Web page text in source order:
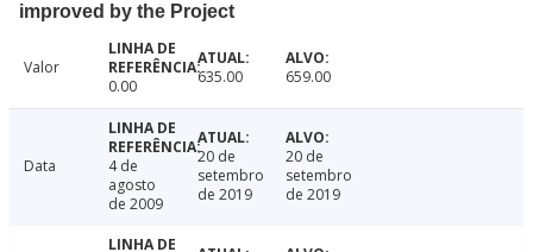
improved by the Project
Valor
0.00
635.00 659.00
Data
4 de
agosto
de 2009
20 de
setembro
de 2019
20 de
setembro
de 2019